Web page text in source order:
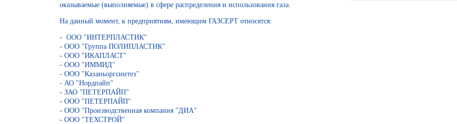
оказываемые (выполняемые) в сфере распределения и использования газа.
На данный момент, к предприятиям, имеющим ГАЗСЕРТ относятся:
- ООО "ИНТЕРПЛАСТИК"
- ООО "Группа ПОЛИПЛАСТИК"
- ООО "ИКАПЛАСТ"
- ООО "ИММИД"
- ООО "Казаньоргсинтез"
- АО "Нордпайп"
- ЗАО "ПЕТЕРПАЙП"
- ООО "ПЕТЕРПАЙП"
- ООО "Производственная компания "ДИА"
- ООО "ТЕХСТРОЙ"